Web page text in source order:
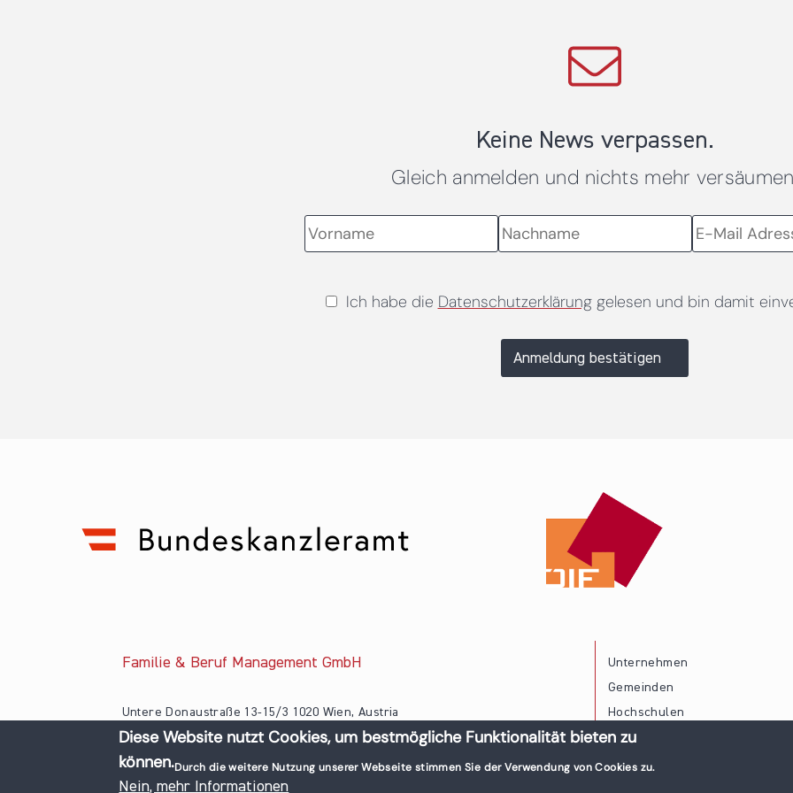
Keine News verpassen.
Gleich anmelden und nichts mehr
Ich habe die Datenschutzerklärunggelesen und bin damit
Anmeldung bestätigen
Familie & Beruf Management GmbH
Untere Donaustraße 13-15/3 1020 Wien, Austria
+43 1 218 50 70
office@familieundberuf.at
Unternehmen
Gemeinden
Hochschulen
Persönliche Vereinbarkeit
© 2026 Familie und Beruf All rights reserved.
Diese Website nutzt Cookies, um bestmögliche Funktionalität bieten zu
können.Durch die weitere Nutzung unserer Webseite stimmen Sie der Verwendung von Cookies zu.
Nein, mehr Informationen